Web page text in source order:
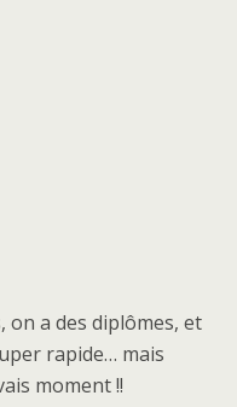
a des diplômes, et
rapide… mais
moment !!